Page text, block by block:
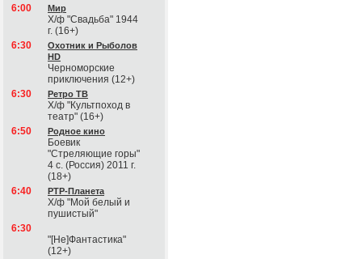
6:00
Мир
Х/ф "Свадьба" 1944
г. (16+)
6:30
Охотник и Рыболов
HD
Черноморские
приключения (12+)
6:30
Ретро ТВ
Х/ф "Культпоход в
театр" (16+)
6:50
Родное кино
Боевик
"Стреляющие горы"
4 с. (Россия) 2011 г.
(18+)
6:40
РТР-Планета
Х/ф "Мой белый и
пушистый"
6:30
"[Не]Фантастика"
(12+)